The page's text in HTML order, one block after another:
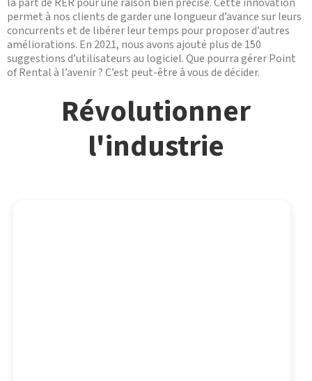
permet à nos clients de garder une longueur d’avance sur leurs
concurrents et de libérer leur temps pour proposer d’autres
améliorations. En 2021, nous avons ajouté plus de 150
suggestions d’utilisateurs au logiciel. Que pourra gérer Point
of Rental à l’avenir ? C’est peut-être à vous de décider.
Révolutionner
l'industrie